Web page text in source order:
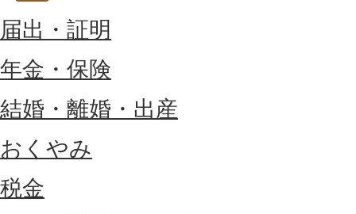
届出・証明
年金・保険
結婚・離婚・出産
おくやみ
税金